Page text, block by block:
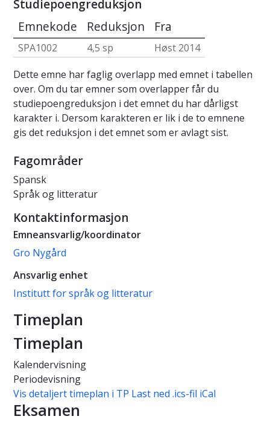
Studiepoengreduksjon
Emnekode Reduksjon Fra
SPA1002 4,5 sp
Høst 2014
Dette emne har faglig overlapp med emnet i tabellen
over. Om du tar emner som overlapper får du
studiepoengreduksjon i det emnet du har dårligst
karakter i. Dersom karakteren er lik i de to emnene
gis det reduksjon i det emnet som er avlagt sist.
Fagområder
Spansk
Språk og litteratur
Kontaktinformasjon
Emneansvarlig/koordinator
Gro Nygård
Ansvarlig enhet
Institutt for språk og litteratur
Timeplan
Timeplan
Kalendervisning
Periodevisning
Vis detaljert timeplan i TP Last ned .ics-fil iCal
Eksamen